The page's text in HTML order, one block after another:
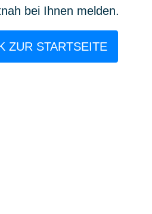
bei Ihnen melden.
ZUR STARTSEITE